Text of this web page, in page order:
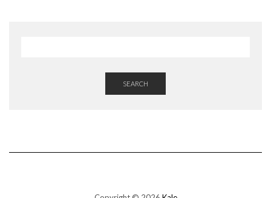
SEARCH